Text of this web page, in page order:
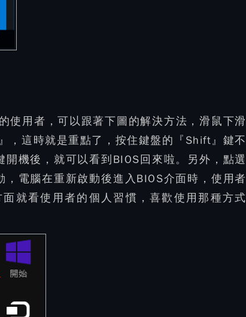
用者，可以跟著下圖的解決方法，滑鼠下滑
，這時就是重點了，按住鍵盤的『Shift』鍵不
機後，就可以看到BIOS回來啦。另外，點選
，電腦在重新啟動後進入BIOS介面時，使用者
就看使用者的個人習慣，喜歡使用那種方式